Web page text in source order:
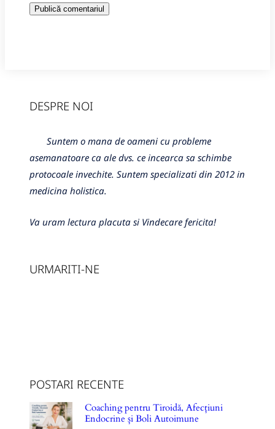
DESPRE NOI
Suntem o mana de oameni cu probleme
asemanatoare ca ale dvs. ce incearca sa schimbe
protocoale invechite. Suntem specializati din 2012 in
medicina holistica.
Va uram lectura placuta si Vindecare fericita!
URMARITI-NE
POSTARI RECENTE
Coaching pentru Tiroidă, Afecțiuni
Endocrine și Boli Autoimune